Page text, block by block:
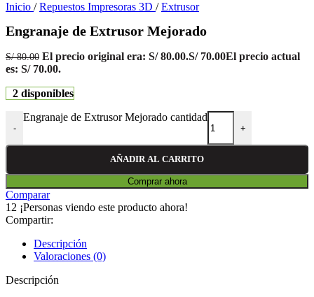
Inicio / Repuestos Impresoras 3D / Extrusor
Engranaje de Extrusor Mejorado
S/80.00 El precio original era: S/ 80.00.S/70.00El precio actual
es: S/ 70.00.
2 disponibles
-
Engranaje de Extrusor Mejorado cantidad
+
AÑADIR AL CARRITO
Comprar ahora
Comparar
12 ¡Personas viendo este producto ahora!
Compartir:
Descripción
Valoraciones (0)
Descripción